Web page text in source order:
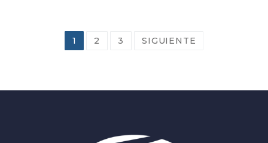
1 2 3 SIGUIENTE